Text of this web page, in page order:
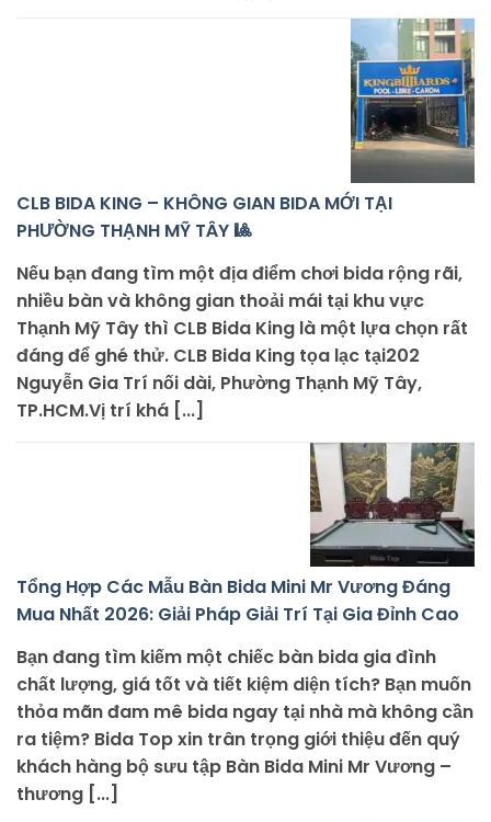
CLB BIDA KING – KHÔNG GIAN BIDA MỚI TẠI
PHƯỜNG THẠNH MỸ TÂY 🎱
Nếu bạn đang tìm một địa điểm chơi bida rộng rãi,
nhiều bàn và không gian thoải mái tại khu vực
Thạnh Mỹ Tây thì CLB Bida King là một lựa chọn rất
đáng để ghé thử. CLB Bida King tọa lạc tại202
Nguyễn Gia Trí nối dài, Phường Thạnh Mỹ Tây,
TP.HCM.Vị trí khá [...]
Tổng Hợp Các Mẫu Bàn Bida Mini Mr Vương Đáng
Mua Nhất 2026: Giải Pháp Giải Trí Tại Gia Đỉnh Cao
Bạn đang tìm kiếm một chiếc bàn bida gia đình
chất lượng, giá tốt và tiết kiệm diện tích? Bạn muốn
thỏa mãn đam mê bida ngay tại nhà mà không cần
ra tiệm? Bida Top xin trân trọng giới thiệu đến quý
khách hàng bộ sưu tập Bàn Bida Mini Mr Vương –
thương [...]